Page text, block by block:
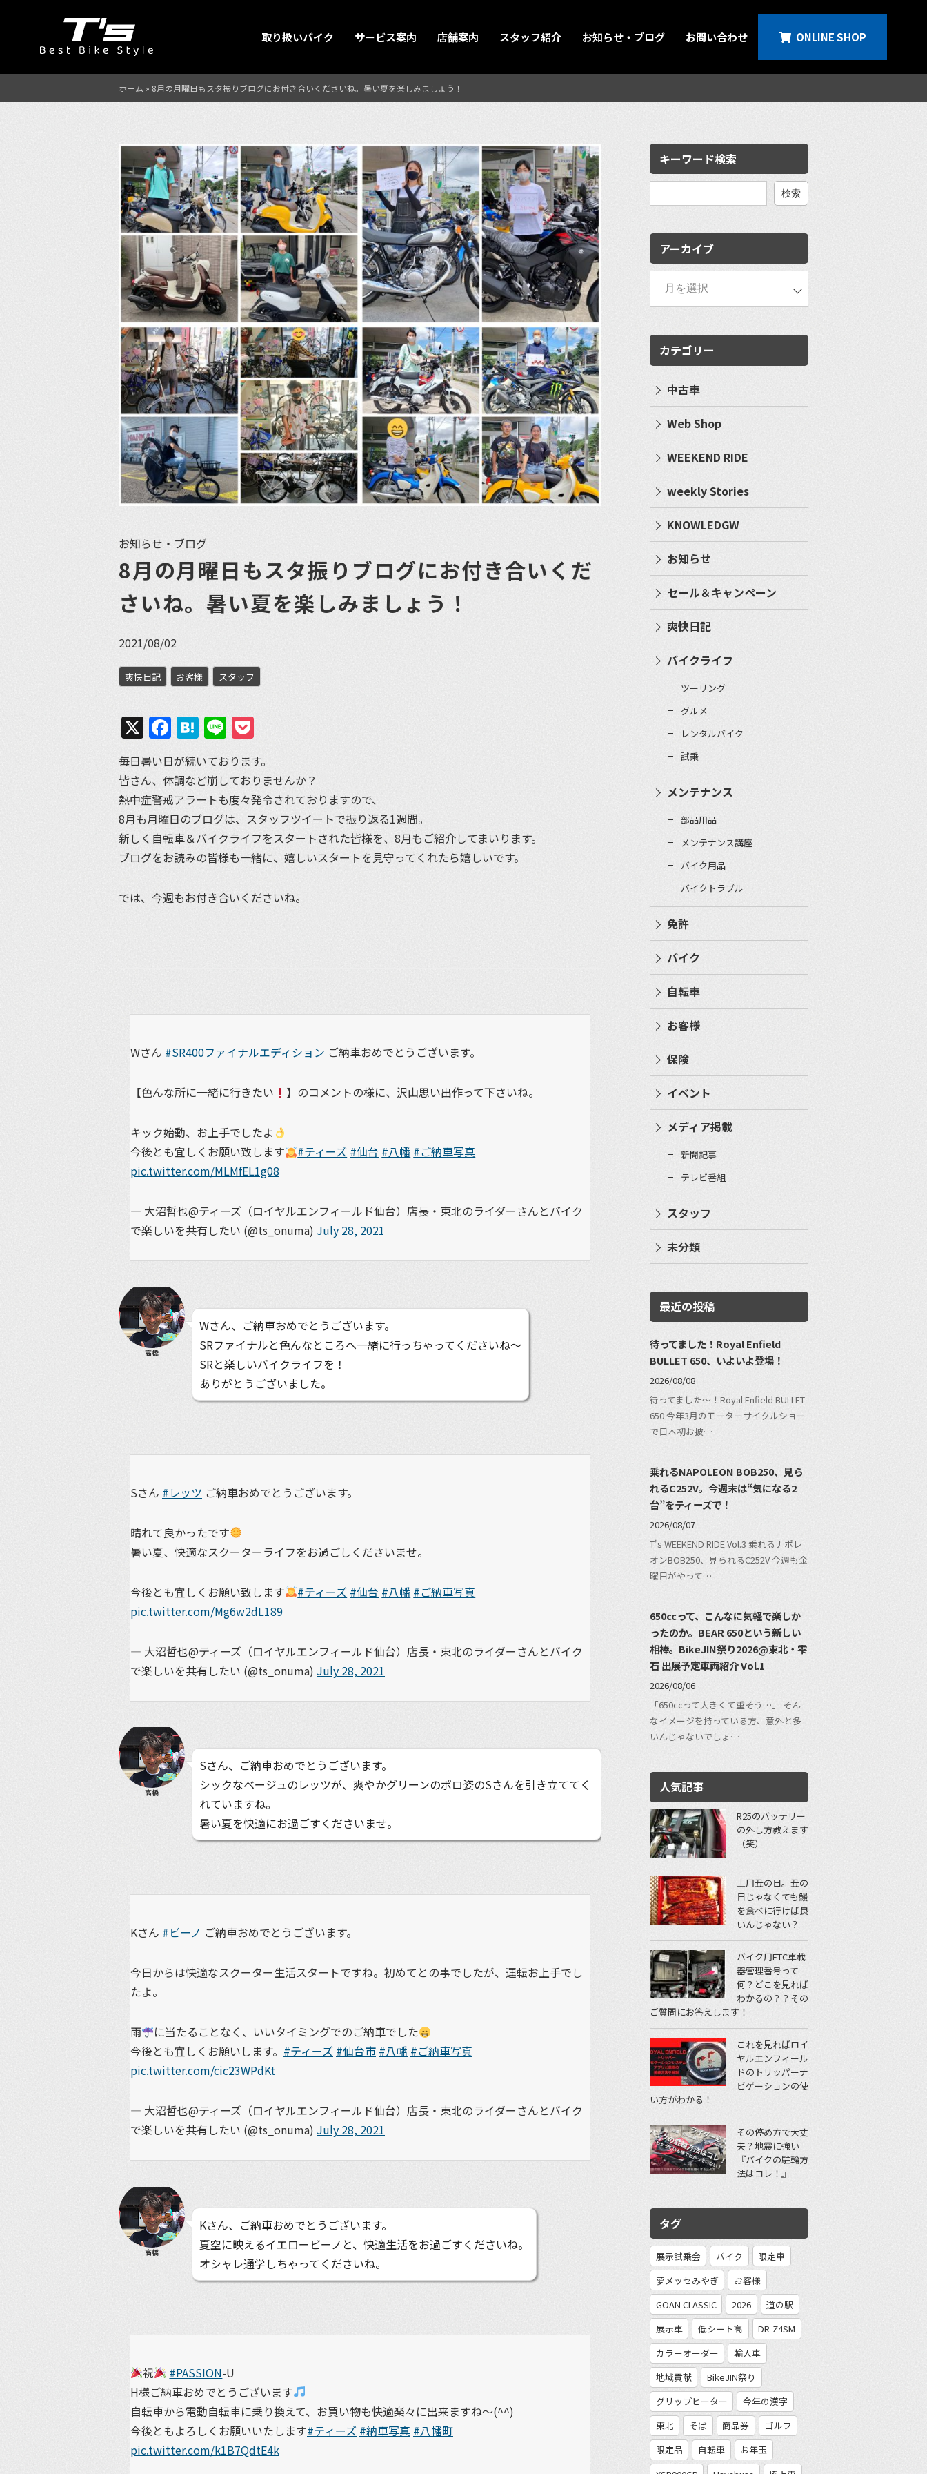
取り扱いバイク サービス案内 店舗案内 スタッフ紹介 お知らせ・ブログ お問い合わせ ONLINE SHOP
ホーム » 8月の月曜日もスタ振りブログにお付き合いくださいね。暑い夏を楽しみましょう！
お知らせ・ブログ
8月の月曜日もスタ振りブログにお付き合いくだ
さいね。暑い夏を楽しみましょう！
2021/08/02
爽快日記 お客様 スタッフ
X Facebook
Hatena
Line
毎日暑い日が続いております。
皆さん、体調など崩しておりませんか？
熱中症警戒アラートも度々発令されておりますので、
8月も月曜日のブログは、スタッフツイートで振り返る1週間。
新しく自転車＆バイクライフをスタートされた皆様を、8月もご紹介してまいります。
ブログをお読みの皆様も一緒に、嬉しいスタートを見守ってくれたら嬉しいです。
では、今週もお付き合いくださいね。
Wさん #SR400ファイナルエディション ご納車おめでとうございます。
【色んな所に一緒に行きたい 】のコメントの様に、沢山思い出作って下さいね。
キック始動、お上手でしたよ
今後とも宜しくお願い致します
#ティーズ #仙台 #八幡 #ご納車写真
pic.twitter.com/MLMfEL1g08
— 大沼哲也@ティーズ（ロイヤルエンフィールド仙台）店長・東北のライダーさんとバイク
で楽しいを共有したい (@ts_onuma) July 28, 2021
高橋
Wさん、ご納車おめでとうございます。
SRファイナルと色んなところへ一緒に行っちゃってくださいね〜
SRと楽しいバイクライフを！
ありがとうございました。
Sさん #レッツ ご納車おめでとうございます。
晴れて良かったです
暑い夏、快適なスクーターライフをお過ごしくださいませ。
今後とも宜しくお願い致します #ティーズ #仙台 #八幡 #ご納車写真
pic.twitter.com/Mg6w2dL189
— 大沼哲也@ティーズ（ロイヤルエンフィールド仙台）店長・東北のライダーさんとバイク
で楽しいを共有したい (@ts_onuma) July 28, 2021
高橋
Sさん、ご納車おめでとうございます。
シックなベージュのレッツが、爽やかグリーンのポロ姿のSさんを引き立ててく
れていますね。
暑い夏を快適にお過ごすくださいませ。
Kさん #ビーノ ご納車おめでとうございます。
今日からは快適なスクーター生活スタートですね。初めてとの事でしたが、運転お上手でし
たよ。
雨
に当たることなく、いいタイミングでのご納車でした
今後とも宜しくお願いします。 #ティーズ #仙台市 #八幡 #ご納車写真
pic.twitter.com/cic23WPdKt
— 大沼哲也@ティーズ（ロイヤルエンフィールド仙台）店長・東北のライダーさんとバイク
で楽しいを共有したい (@ts_onuma) July 28, 2021
高橋
Kさん、ご納車おめでとうございます。
夏空に映えるイエロービーノと、快適生活をお過ごすくださいね。
オシャレ通学しちゃってくださいね。
祝 #PASSION-U
H様ご納車おめでとうございます
自転車から電動自転車に乗り換えて、お買い物も快適楽々に出来ますね～(^^)
今後ともよろしくお願いいたします#ティーズ #納車写真 #八幡町
pic.twitter.com/k1B7QdtE4k
キーワード検索
検
アーカイブ
カテゴリー
中古車
Web Shop
WEEKEND RIDE
weekly Stories
KNOWLEDGW
お知らせ
セール＆キャンペーン
爽快日記
バイクライフ
ツーリング
グルメ
レンタルバイク
試乗
メンテナンス
部品用品
メンテナンス講座
バイク用品
バイクトラブル
免許
バイク
自転車
お客様
保険
イベント
メディア掲載
新聞記事
テレビ番組
スタッフ
未分類
最近の投稿
待ってました！Royal Enfield
BULLET 650、いよいよ登場！
2026/08/08
待ってました〜！Royal Enfield BULLET
650 今年3月のモーターサイクルショー
で日本初お披…
乗れるNAPOLEON BOB250、見ら
れるC252V。今週末は“気になる2
台”をティーズで！
2026/08/07
T's WEEKEND RIDE Vol.3 乗れるナポレ
オンBOB250、見られるC252V 今週も金
曜日がやって…
650ccって、こんなに気軽で楽しか
ったのか。BEAR 650という新しい
相棒。BikeJIN祭り2026@東北・雫
石 出展予定車両紹介 Vol.1
2026/08/06
「650ccって大きくて重そう…」 そん
なイメージを持っている方、意外と多
いんじゃないでしょ…
人気記事
R25のバッテリー
の外し方教えます
（笑）
土用丑の日。丑の
日じゃなくても鰻
を食べに行けば良
いんじゃない？
バイク用ETC車載
器管理番号って
何？どこを見れば
わかるの？？その
ご質問にお答えします！
これを見ればロイ
ヤルエンフィール
ドのトリッパーナ
ビゲーションの使
い方がわかる！
その停め方で大丈
夫？地震に強い
『バイクの駐輪方
法はコレ！』
タグ
展示試乗会 バイク
限定車
夢メッセみやぎ
お客様
GOAN CLASSIC
2026
道の駅
展示車
低シート高
DR-Z4SM
カラーオーダー
輸入車
地域貢献
BikeJIN祭り
グリップヒーター
今年の漢字
東北
そば 商品券
ゴルフ
限定品
自転車
お年玉